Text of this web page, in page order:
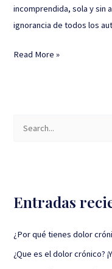
incomprendida, sola y sin
ignorancia de todos los
Read More »
a
p
o
Entradas
¿Por qué tienes dolor
¿Que es el dolor crónico?